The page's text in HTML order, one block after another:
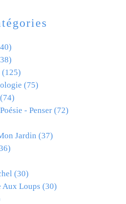
(125)
(75)
(74)
- Penser (72)
Jardin (37)
(30)
Aux Loups (30)